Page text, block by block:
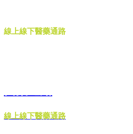
線上線下醫藥通路
線上線下醫藥通路